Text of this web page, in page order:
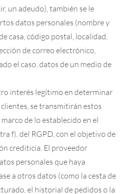
un adeudo), también se le
datos personales (nombre y
casa, código postal, localidad,
de correo electrónico,
el caso, datos de un medio de
interés legítimo en determinar
se transmitirán estos
de lo establecido en el
f), del RGPD, con el objetivo de
crediticia. El proveedor
personales que haya
a otros datos (como la cesta de
el historial de pedidos o la